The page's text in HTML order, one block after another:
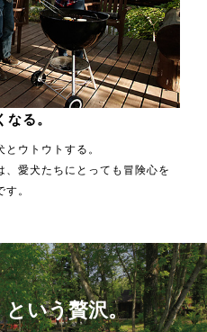
なる。
ウトウトする。
、愛犬たちにとっても冒険心を
。
いう贅沢。